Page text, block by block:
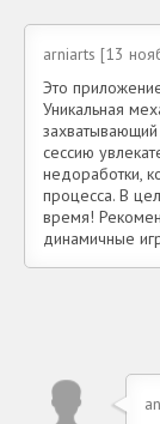
arniarts [13
Это
Уникальная
сессию
недоработки,
процесса. В
время!
динамичные